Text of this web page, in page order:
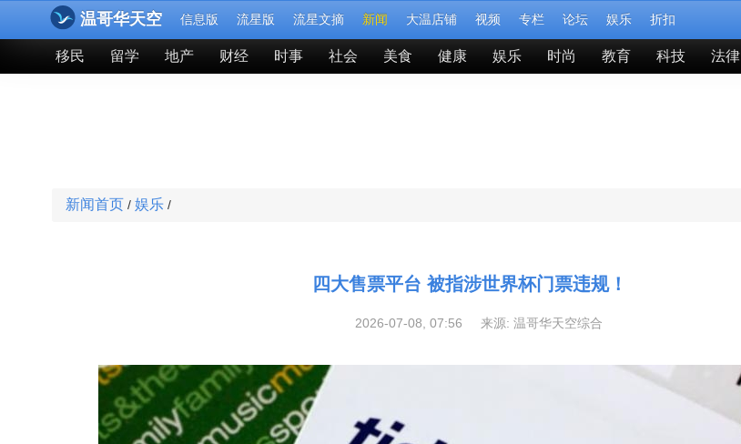
温哥华天空 信息版 流星版 流星文摘 新闻 大温店铺 视频 专栏 论坛 娱乐 折扣
移民 留学 地产 财经 时事 社会 美食 健康 娱乐 时尚 教育 科技 法律
新闻首页 / 娱乐 /
四大售票平台 被指涉世界杯门票违规！
2026-07-08, 07:56 来源: 温哥华天空综合